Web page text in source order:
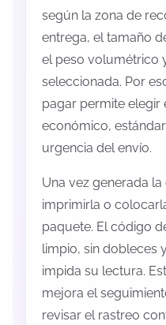
según la zona de
entrega, el tamaño
el peso volumétrico
seleccionada. Por
pagar permite elegir
económico,
urgencia del envío.
Una vez generada
imprimirla o
paquete. El código
limpio, sin dobleces
impida su lectura.
mejora el
revisar el rastreo